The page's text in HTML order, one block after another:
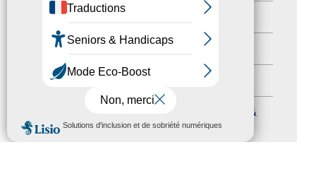
MENU
Nos Actions(112)
Autres événements (41)
Formation(15)
Journées nationales Tourisme &
Handicap(5)